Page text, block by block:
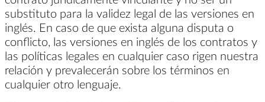
substituto para la validez legal de las versiones en
inglés. En caso de que exista alguna disputa o
conflicto, las versiones en inglés de los contratos y
las políticas legales en cualquier caso rigen nuestra
relación y prevalecerán sobre los términos en
cualquier otro lenguaje.